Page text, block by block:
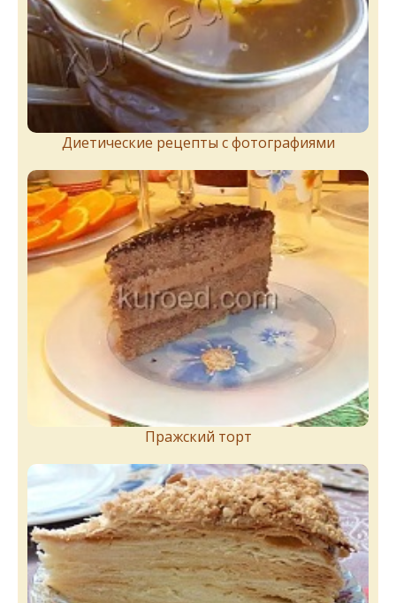
Диетические рецепты с фотографиями
Пражский торт